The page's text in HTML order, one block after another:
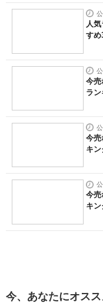
人
す
今売
ラン
今
キ
今
キン
今、あなたにオスス